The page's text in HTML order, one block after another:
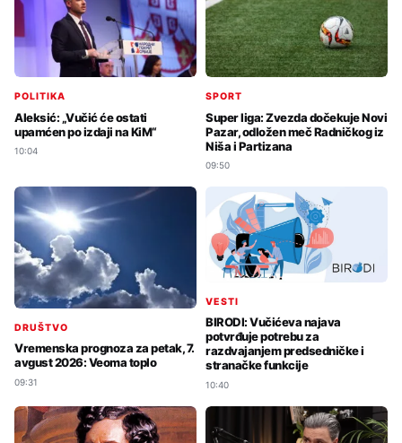
POLITIKA
Aleksić: „Vučić će ostati
upamćen po izdaji na KiM“
10:04
SPORT
Super liga: Zvezda dočekuje Novi
Pazar, odložen meč Radničkog iz
Niša i Partizana
09:50
DRUŠTVO
Vremenska prognoza za petak, 7.
avgust 2026: Veoma toplo
09:31
VESTI
BIRODI: Vučićeva najava
potvrđuje potrebu za
razdvajanjem predsedničke i
stranačke funkcije
10:40